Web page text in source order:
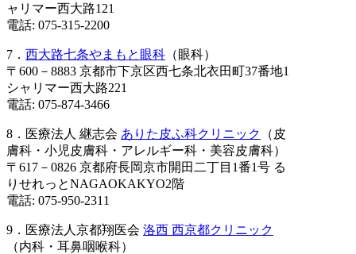
ャリマー西大路121
電話: 075-315-2200
7． 西大路七条やまもと眼科 （眼科）
〒600－8883 京都市下京区西七条北衣田町37番地1
シャリマー西大路221
電話: 075-874-3466
8．医療法人 継志会 ありた皮ふ科クリニック
（皮
膚科・小児皮膚科・アレルギー科・美容皮膚科）
〒617－0826 京都府長岡京市開田二丁目1番1号 る
りせれっとNAGAOKAKYO2階
電話: 075-950-2311
9．医療法人京都翔医会 洛西 西京都クリニック
（内科・耳鼻咽喉科）